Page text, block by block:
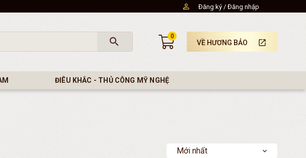
Đăng ký Đăng nhập
search 0
VỀ HƯƠNG BẢO launch
ĐIÊU KHẮC - THỦ CÔNG MỸ NGHỆ
Mới nhất expand_more